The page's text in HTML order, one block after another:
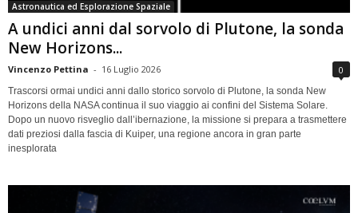
Astronautica ed Esplorazione Spaziale
A undici anni dal sorvolo di Plutone, la sonda
New Horizons...
Vincenzo Pettina - 16 Luglio 2026 0
Trascorsi ormai undici anni dallo storico sorvolo di Plutone, la sonda New
Horizons della NASA continua il suo viaggio ai confini del Sistema Solare.
Dopo un nuovo risveglio dall’ibernazione, la missione si prepara a trasmettere
dati preziosi dalla fascia di Kuiper, una regione ancora in gran parte
inesplorata